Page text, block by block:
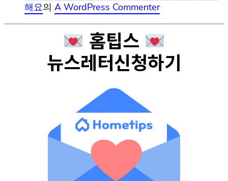
해요의 A WordPress Commenter
홈팁스
뉴스레터신청하기